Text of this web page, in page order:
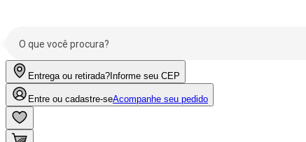
Entrega ou retirada? Informe seu CEP
Entre ou cadastre-seAcompanhe seu pedido